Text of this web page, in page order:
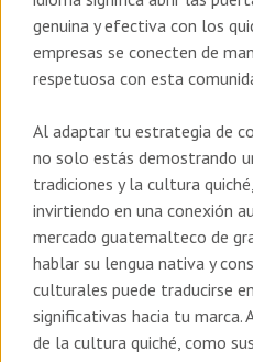
genuina y efectiva con los
empresas se conecten de
respetuosa con esta
Al adaptar tu estrategia de
no solo estás demostrando
tradiciones y la cultura
invirtiendo en una conexión
mercado guatemalteco de
hablar su lengua nativa y
culturales puede traducirse
significativas hacia tu marca.
de la cultura quiché, como